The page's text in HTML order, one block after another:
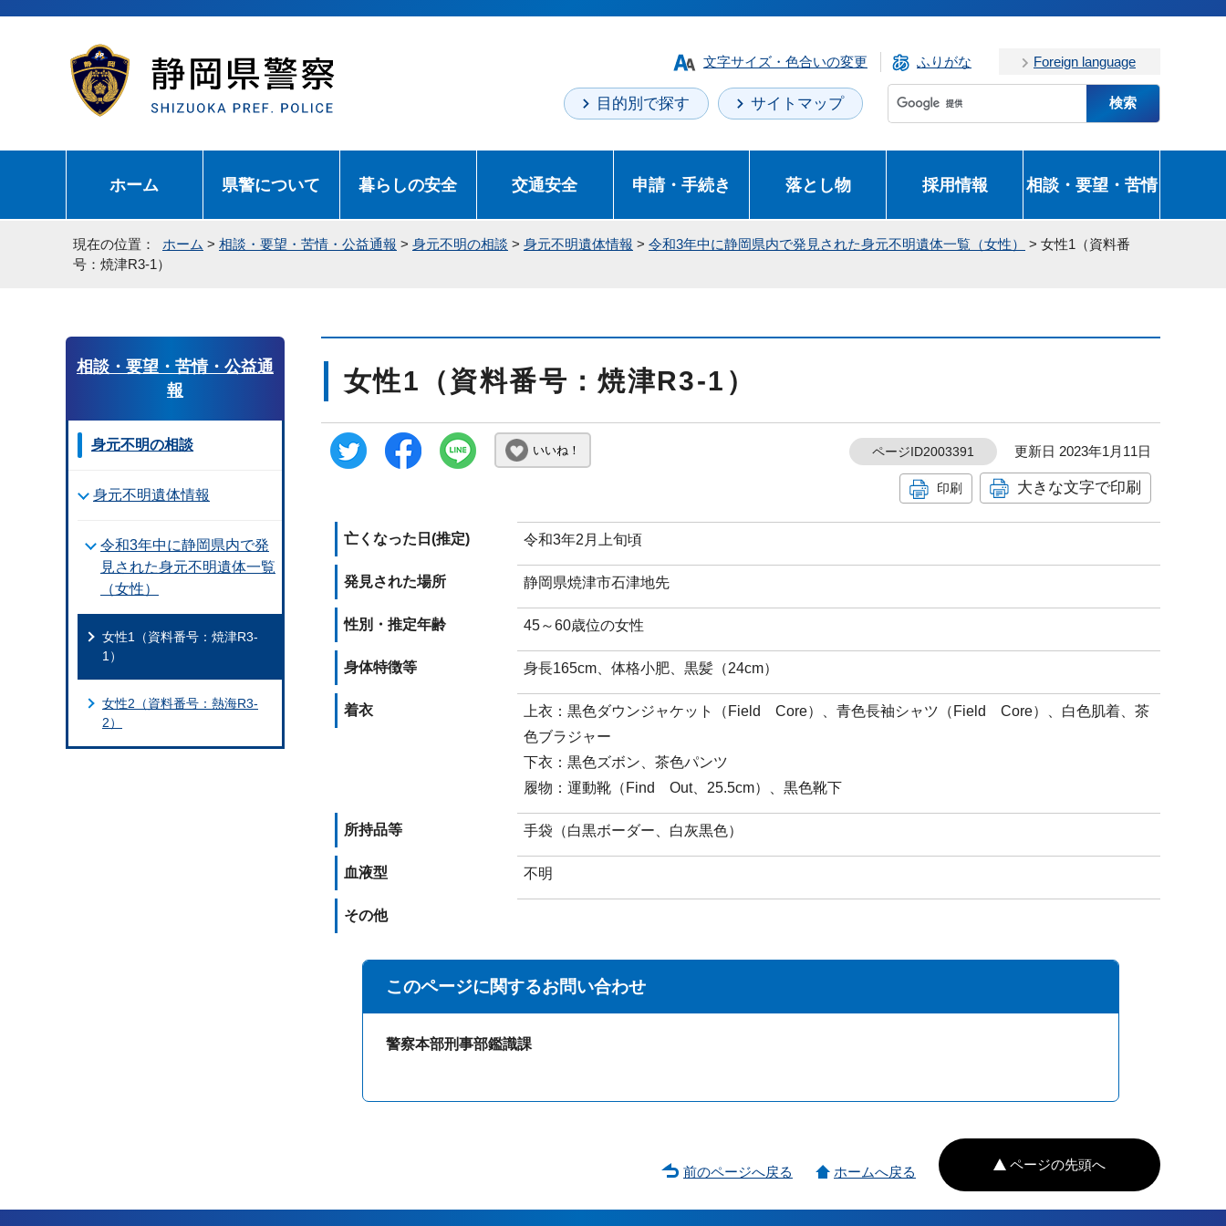
文字サイズ・色合いの変更 ふりがな Foreign language
目的別で探す サイトマップ
ホーム 県警について 暮らしの安全 交通安全 申請・手続き 落とし物 採用情報 相談・要望・苦情
現在の位置： ホーム > 相談・要望・苦情・公益通報 > 身元不明の相談 > 身元不明遺体情報 > 令和3年中に静岡県内で発見された身元不明遺体一覧（女性）
> 女性1（資料番
号：焼津R3-1）
女性1（資料番号：焼津R3-1）
いいね！ ページID2003391 更新日 2023年1月11日
印刷 大きな文字で印刷
亡くなった日(推定) 令和3年2月上旬頃
発見された場所 静岡県焼津市石津地先
性別・推定年齢 45～60歳位の女性
身体特徴等 身長165cm、体格小肥、黒髪（24cm）
着衣
上衣：黒色ダウンジャケット（Field Core）、青色長袖シャツ（Field Core）、白色肌着、茶
色ブラジャー
下衣：黒色ズボン、茶色パンツ
履物：運動靴（Find Out、25.5cm）、黒色靴下
所持品等 手袋（白黒ボーダー、白灰黒色）
血液型 不明
その他
このページに関するお問い合わせ
警察本部刑事部鑑識課
相談・要望・苦情・公益通
報
身元不明の相談
身元不明遺体情報
令和3年中に静岡県内で発
見された身元不明遺体一覧
（女性）
女性1（資料番号：焼津R3-
1）
女性2（資料番号：熱海R3-
2）
ページの先頭へ
前のページへ戻る ホームへ戻る